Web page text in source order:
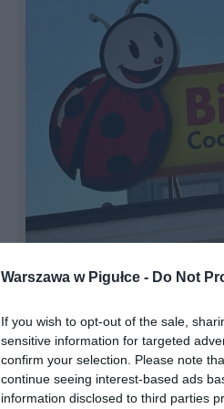
Warszawa w Pigułce - Do Not
If you wish to opt-out of the sale,
sensitive information for targeted
confirm your selection. Please note
continue seeing interest-based ads
information disclosed to third parties
PROMOCJA DNIA –
OPAKOWAŃ
Biedronka przyciąga uwagę